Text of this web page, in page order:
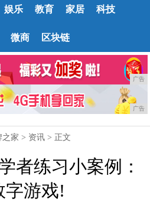
娱乐 教育 家居 科技
微商 区块链
广告
广告
之家 > 资讯 > 正文
者练习小案例：
字游戏!